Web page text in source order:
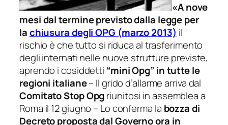
«A nove
mesi dal termine previsto dalla legge per
lachiusura degli OPG (marzo 2013) il
rischio è che tutto si riduca al trasferimento
degli internati nelle nuove strutture previste,
aprendo i cosiddetti “mini Opg” in tutte le
regioni italiane– Il grido d’allarme arriva dal
Comitato Stop Opg riunitosi in assemblea a
Roma il 12 giugno – Lo conferma la bozza di
Decreto proposta dal Governo ora in